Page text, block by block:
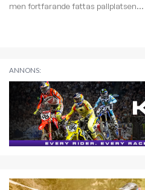
men fortfarande fattas pallplatsen...
ANNONS: